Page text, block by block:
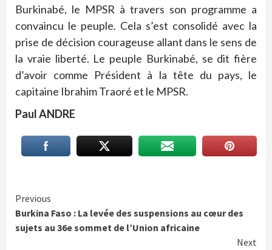
Burkinabé, le MPSR à travers son programme a
convaincu le peuple. Cela s’est consolidé avec la
prise de décision courageuse allant dans le sens de
la vraie liberté. Le peuple Burkinabé, se dit fière
d’avoir comme Président à la tête du pays, le
capitaine Ibrahim Traoré et le MPSR.
Paul ANDRE
Continue
Reading
Previous
Burkina Faso : La levée des suspensions au cœur des
sujets au 36e sommet de l’Union africaine
Next